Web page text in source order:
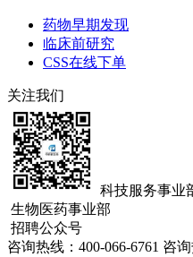
药物早期发现
临床前研究
CSS在线下单
关注我们
科技服务事业
生物医药事业部
招聘公众号
咨询热线： 400-066-6761 咨询